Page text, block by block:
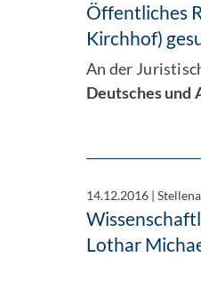
Öffentliches
Kirchhof)
An der
Deutsches und
14.12.2016 |
Lothar